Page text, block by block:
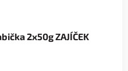
2x50g ZAJÍČEK